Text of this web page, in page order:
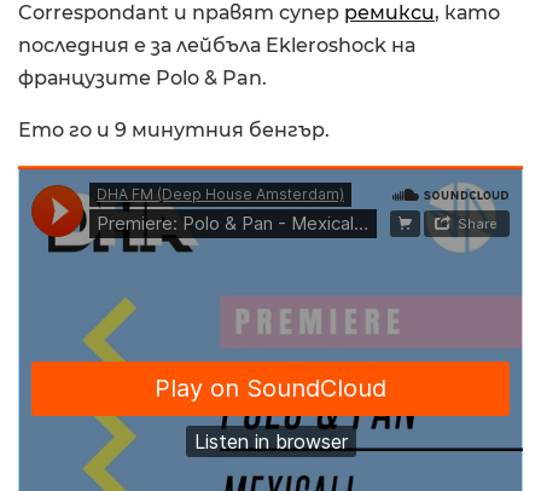
Correspondant и правят супер ремикси, като
последния е за лейбъла Ekleroshock на
французите Polo & Pan.
Ето го и 9 минутния бенгър.